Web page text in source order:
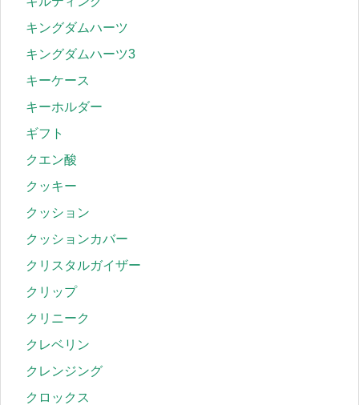
キングダムハーツ
キングダムハーツ3
キーケース
キーホルダー
ギフト
クエン酸
クッキー
クッション
クッションカバー
クリスタルガイザー
クリップ
クリニーク
クレベリン
クレンジング
クロックス